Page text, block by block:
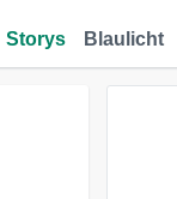
Storys Blaulicht